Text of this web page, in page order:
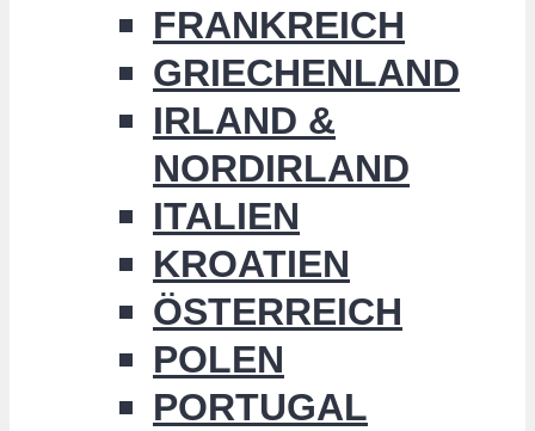
FRANKREICH
GRIECHENLAND
IRLAND &
NORDIRLAND
ITALIEN
KROATIEN
ÖSTERREICH
POLEN
PORTUGAL